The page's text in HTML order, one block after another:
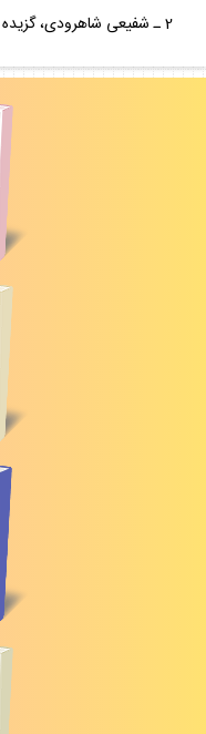
2 ـ شفيعى شاهرودى، گزيده اى جامع از الغدير، ص 617.